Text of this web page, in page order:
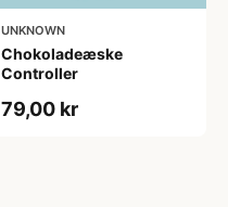
UNKNOWN
Chokoladeæske
Controller
79,00 kr